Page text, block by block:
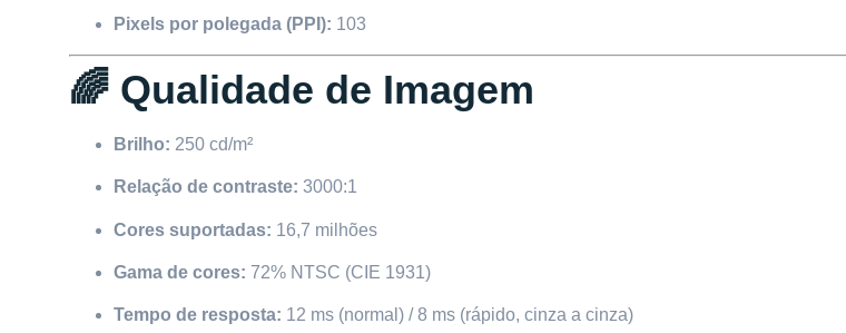
Pixels por polegada (PPI): 103
🌈 Qualidade de Imagem
Brilho: 250 cd/m²
Relação de contraste: 3000:1
Cores suportadas: 16,7 milhões
Gama de cores: 72% NTSC (CIE 1931)
Tempo de resposta: 12 ms (normal) / 8 ms (rápido, cinza a cinza)